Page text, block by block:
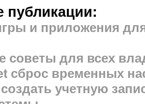
публикации:
и приложения
советы для всех
сброс временных
учетную